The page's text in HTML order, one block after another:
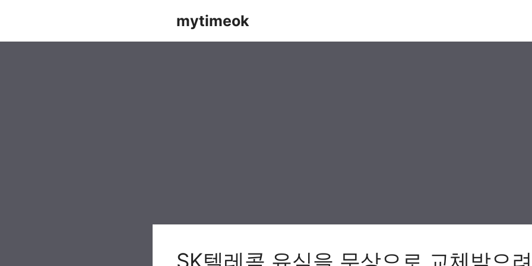
mytimeok
SK텔레콤 유심을 무상으로 교체받으